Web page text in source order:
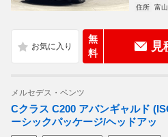
住所
富
無
料
見
メルセデス・ベンツ
Cクラス C200 アバンギャルド
ーシックパッケージ/ヘッドアッ